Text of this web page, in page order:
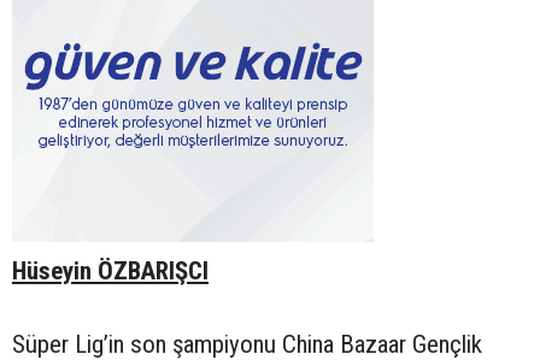
Hüseyin ÖZBARIŞCI
Süper Lig’in son şampiyonu China Bazaar Gençlik